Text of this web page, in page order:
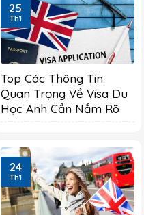
Top Các Thông Tin
Quan Trọng Về Visa Du
Học Anh Cần Nắm Rõ
25
Th1
24
Th1